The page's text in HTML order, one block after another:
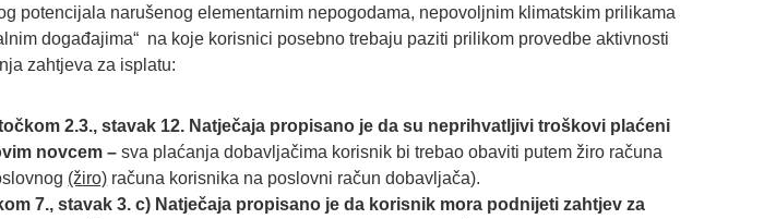
potencijala narušenog elementarnim nepogodama, nepovoljnim klimatskim prilikama
događajima“ na koje korisnici posebno trebaju paziti prilikom provedbe aktivnosti
zahtjeva za isplatu:
2.3., stavak 12. Natječaja propisano je da su neprihvatljivi troškovi plaćeni
novcem –sva plaćanja dobavljačima korisnik bi trebao obaviti putem žiro računa
(žiro) računa korisnika na poslovni račun dobavljača).
7., stavak 3. c) Natječaja propisano je da korisnik mora podnijeti zahtjev za